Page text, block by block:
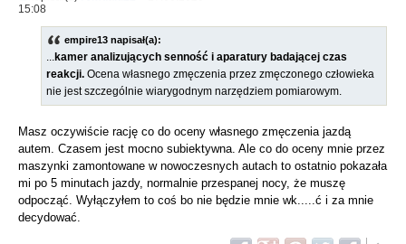
15:08
empire13 napisał(a):
...kamer analizujących senność i aparatury badającej czas
reakcji. Ocena własnego zmęczenia przez zmęczonego człowieka
nie jest szczególnie wiarygodnym narzędziem pomiarowym.
Masz oczywiście rację co do oceny własnego zmęczenia jazdą
autem. Czasem jest mocno subiektywna. Ale co do oceny mnie przez
maszynki zamontowane w nowoczesnych autach to ostatnio pokazała
mi po 5 minutach jazdy, normalnie przespanej nocy, że muszę
odpocząć. Wyłączyłem to coś bo nie będzie mnie wk.....ć i za mnie
decydować.